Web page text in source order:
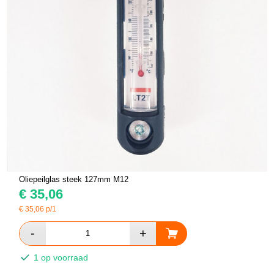
Oliepeilglas steek 127mm M12
€ 35,06
€35,06 p/1
1 op voorraad